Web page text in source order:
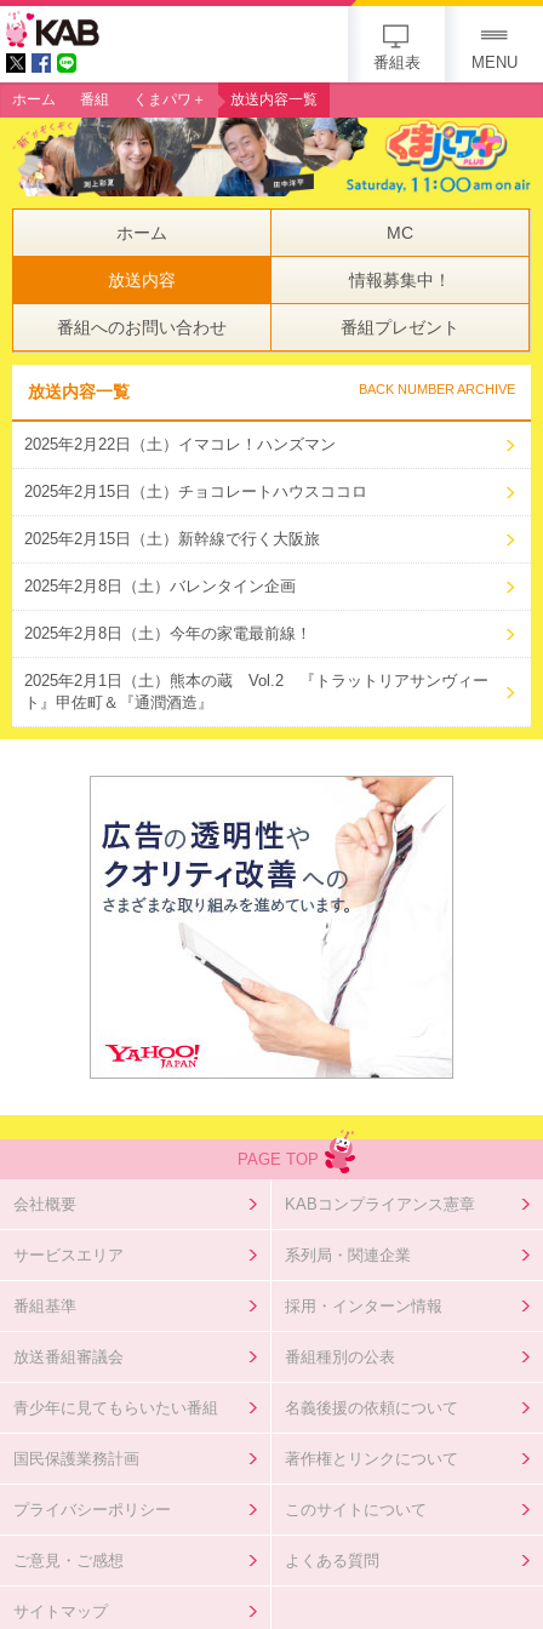
番組表 MENU
ホーム 番組 くまパワ＋ 放送内容一覧
ホーム MC
放送内容 情報募集中！
番組へのお問い合わせ 番組プレゼント
放送内容一覧 BACK NUMBER ARCHIVE
2025年2月22日（土）イマコレ！ハンズマン
2025年2月15日（土）チョコレートハウスココロ
2025年2月15日（土）新幹線で行く大阪旅
2025年2月8日（土）バレンタイン企画
2025年2月8日（土）今年の家電最前線！
2025年2月1日（土）熊本の蔵 Vol.2 『トラットリアサンヴィー
ト』甲佐町＆『通潤酒造』
PAGE TOP
会社概要 KABコンプライアンス憲章
サービスエリア 系列局・関連企業
番組基準 採用・インターン情報
放送番組審議会 番組種別の公表
青少年に見てもらいたい番組 名義後援の依頼について
国民保護業務計画 著作権とリンクについて
プライバシーポリシー このサイトについて
ご意見・ご感想 よくある質問
サイトマップ